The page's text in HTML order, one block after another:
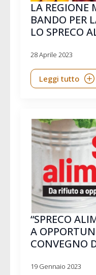
LA REGIONE
BANDO PER
LO SPRECO
28 Aprile 2023
Leggi tutto
“SPRECO
A
CONVEGNO
19 Gennaio 2023